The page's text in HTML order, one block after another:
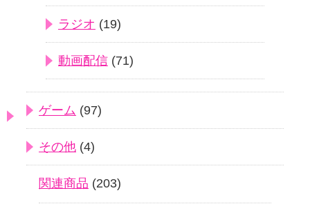
ラジオ (19)
動画配信 (71)
ゲーム (97)
その他 (4)
関連商品 (203)